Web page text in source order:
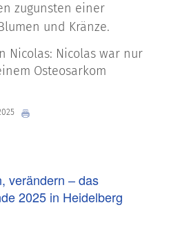
zugunsten einer
und Kränze.
Nicolas: Nicolas war nur
Osteosarkom
verändern – das
2025 in Heidelberg